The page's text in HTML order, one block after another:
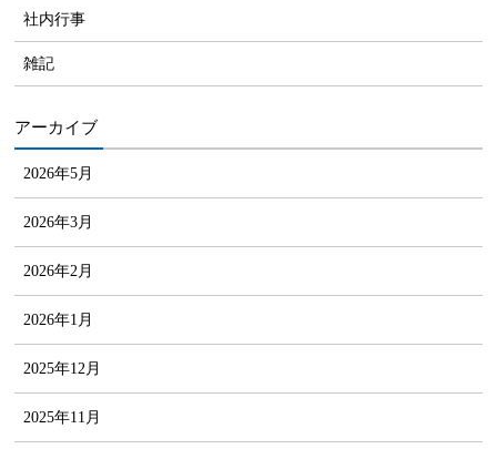
社内行事
雑記
アーカイブ
2026年5月
2026年3月
2026年2月
2026年1月
2025年12月
2025年11月